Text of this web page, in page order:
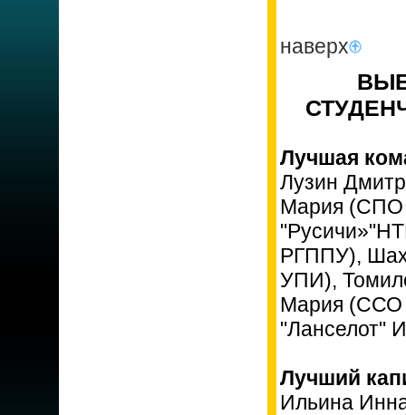
наверх
Лучшая
Лузин
Мария (СПО
РГППУ),
УПИ),
Мария (ССО
"Ланселот"
Лучший
Ильина